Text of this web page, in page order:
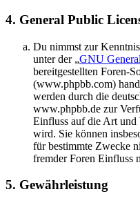
4. General Public
Du nimmst zur
unter der „GNU
bereitgestellten Foren-
(www.phpbb.com)
werden durch die
www.phpbb.de zur
Einfluss auf die Art und
wird. Sie können
für bestimmte Zwecke
fremder Foren Einfluss
5. Gewährleistung